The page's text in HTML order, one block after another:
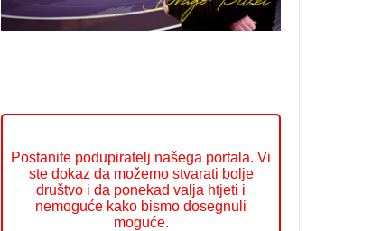
Postanite podupiratelj našega portala. Vi
ste dokaz da možemo stvarati bolje
društvo i da ponekad valja htjeti i
nemoguće kako bismo dosegnuli
moguće.